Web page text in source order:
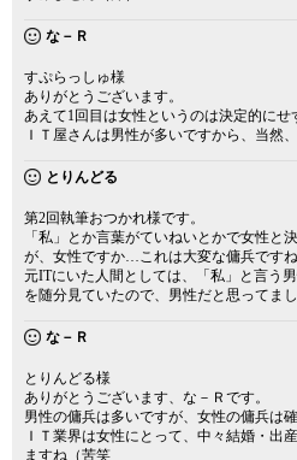
な－Ｒ
すぷらっしゅ様
ありがとうございます。
あえて1回目は女性というのは決定的にせ
ＩＴ屋さんは男性が多いですから、当然
とりんどる
第2回執筆おつかれ様です。
「私」とか言葉がていねいとかで女性と
が、女性ですか…これは大変な傭兵です
元ITにいた人間としては、「私」と言う
を随分見ていたので、男性だと思ってまし
な－Ｒ
とりんどる様
ありがとうございます、な－Ｒです。
男性の傭兵は多いですが、女性の傭兵は
ＩＴ業界は女性にとって、中々結婚・出
ますね（苦笑